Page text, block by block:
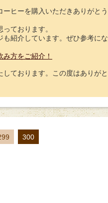
ヒーを購入いただきありがとう
ております。
紹介しています。ぜひ参考にな
方をご紹介！
ております。この度はありがと
300